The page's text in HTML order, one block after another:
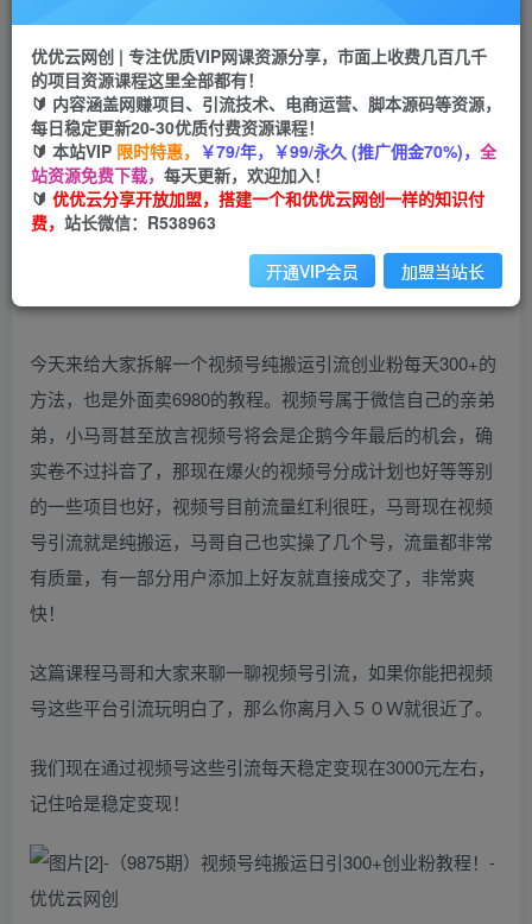
会员专属资源
会员免费
您暂无购买权限，请先开通会员
开通会员
今天来给大家拆解一个视频号纯搬运引流创业粉每天300+的
方法，也是外面卖6980的教程。视频号属于微信自己的亲弟
弟，小马哥甚至放言视频号将会是企鹅今年最后的机会，确
实卷不过抖音了，那现在爆火的视频号分成计划也好等等别
的一些项目也好，视频号目前流量红利很旺，马哥现在视频
号引流就是纯搬运，马哥自己也实操了几个号，流量都非常
有质量，有一部分用户添加上好友就直接成交了，非常爽
快！
这篇课程马哥和大家来聊一聊视频号引流，如果你能把视频
号这些平台引流玩明白了，那么你离月入５０Ｗ就很近了。
我们现在通过视频号这些引流每天稳定变现在3000元左右，
记住哈是稳定变现！
优优云网创 | 专注优质VIP网课资源分享，市面上收费几百几千
的项目资源课程这里全部都有！
🔰 内容涵盖网赚项目、引流技术、电商运营、脚本源码等资源，
每日稳定更新20-30优质付费资源课程！
🔰 本站VIP 限时特惠， ￥79/年，￥99/永久 (推广佣金70%)， 全
站资源免费下载， 每天更新，欢迎加入！
🔰 优优云分享开放加盟，搭建一个和优优云网创一样的知识付
费， 站长微信：R538963
开通VIP会员 加盟当站长